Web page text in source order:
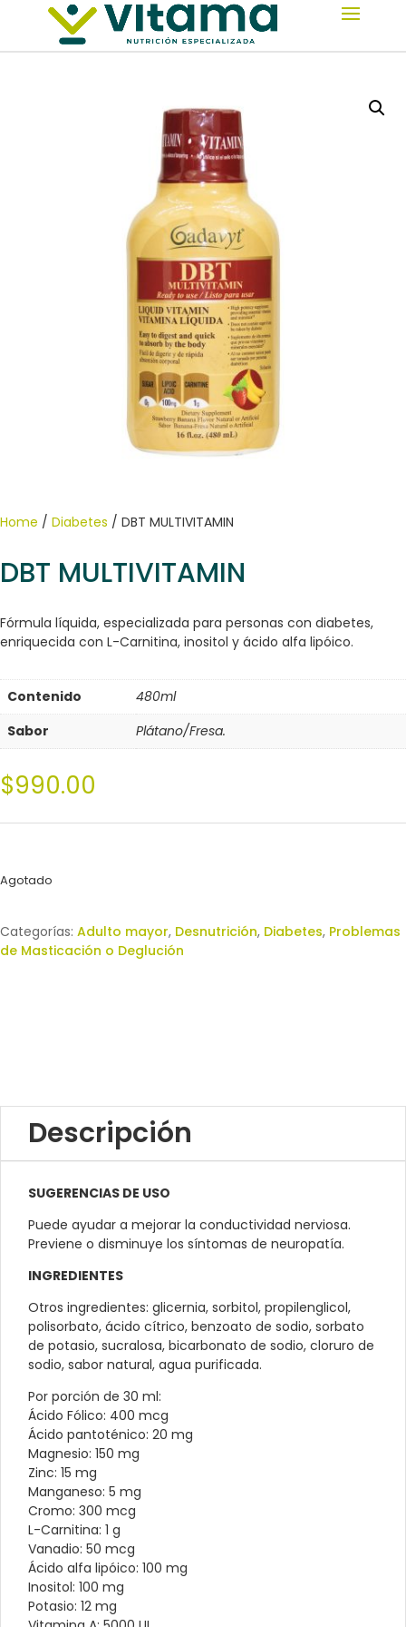
Home / Diabetes / DBT MULTIVITAMIN
DBT MULTIVITAMIN
Fórmula líquida, especializada para personas con diabetes,
enriquecida con L-Carnitina, inositol y ácido alfa lipóico.
Contenido
480ml
Sabor
Plátano/Fresa.
$990.00
Agotado
Categorías: Adulto mayor, Desnutrición, Diabetes, Problemas
de Masticación o Deglución
Descripción
SUGERENCIAS DE USO
Puede ayudar a mejorar la conductividad nerviosa.
Previene o disminuye los síntomas de neuropatía.
INGREDIENTES
Otros ingredientes: glicernia, sorbitol, propilenglicol,
polisorbato, ácido cítrico, benzoato de sodio, sorbato
de potasio, sucralosa, bicarbonato de sodio, cloruro de
sodio, sabor natural, agua purificada.
Por porción de 30 ml:
Ácido Fólico: 400 mcg
Ácido pantoténico: 20 mg
Magnesio: 150 mg
Zinc: 15 mg
Manganeso: 5 mg
Cromo: 300 mcg
L-Carnitina: 1 g
Vanadio: 50 mcg
Ácido alfa lipóico: 100 mg
Inositol: 100 mg
Potasio: 12 mg